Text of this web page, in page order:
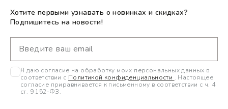
Хотите первыми узнавать о новинках и скидках?
Подпишитесь на новости!
Я даю согласие на обработку моих персональных данных в
соответствии с Политикой конфиденциальности . Настоящее
согласие приравнивается к письменному в соответствии с ч. 4
ст. 9 152-ФЗ.